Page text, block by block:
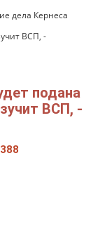
дела Кернеса
ВСП, -
подана
ВСП, -